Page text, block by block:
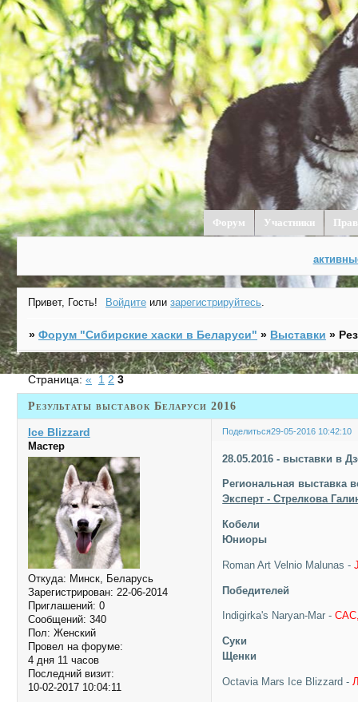
Форум Участники
Привет, Гость! Войдите илизарегистрируйтесь.
»Форум "Cибирские хаски в Беларуси" » Выставки »
Результаты выставок Беларуси 2016
Страница:« 1 2 3
Поделиться29-05-2016 10:42:10
Ice Blizzard
Мастер
Откуда: Минск, Беларусь
Зарегистрирован: 22-06-2014
Приглашений: 0
Сообщений: 340
Пол: Женский
Провел на форуме:
4 дня 11 часов
Последний визит:
10-02-2017 10:04:11
28.05.2016 - выставки в
Региональная выставка
Эксперт - Стрелкова
Кобели
Юниоры
Roman Art Velnio Malunas -
Победителей
Indigirka's Naryan-Mar -
Суки
Щенки
Octavia Mars Ice Blizzard -